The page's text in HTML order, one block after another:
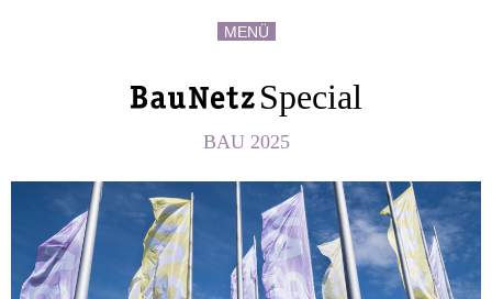
MENÜ
Special
BAU 2025